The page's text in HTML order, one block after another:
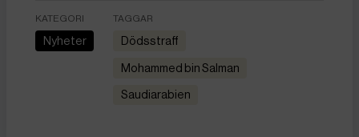
KATEGORI
Nyheter
TAGGAR
dödsstraff
Mohammed bin Salman
Saudiarabien